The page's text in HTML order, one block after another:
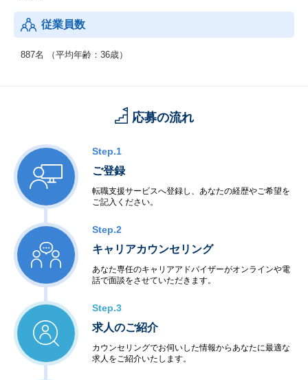
従業員数
887名 （平均年齢：36歳）
応募の流れ
Step.1
ご登録
転職支援サービスへ登録し、あなたの経歴やご希望を
ご記入ください。
Step.2
キャリアカウンセリング
あなた専任のキャリアアドバイザーがオンラインや電
話で面談をさせていただきます。
Step.3
求人のご紹介
カウンセリングでお伺いした情報からあなたに最適な
求人をご紹介いたします。